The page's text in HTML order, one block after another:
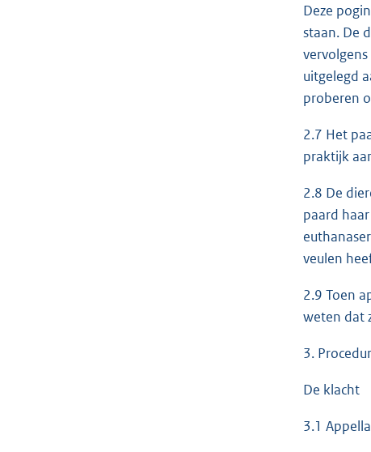
Deze
staan. De
uitgelegd
proberen
2.7 Het
praktijk
2.8 De
paard
veulen
2.9 Toen
weten dat
3.
De klacht
3.1